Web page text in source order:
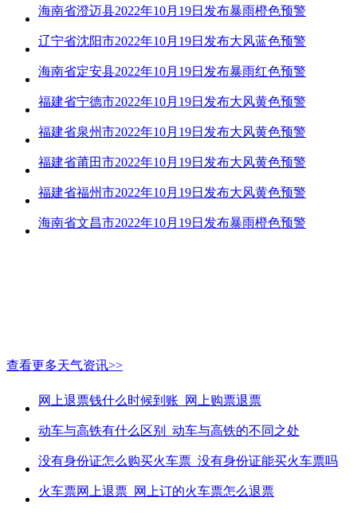
海南省澄迈县2022年10月19日发布暴雨橙色预警
辽宁省沈阳市2022年10月19日发布大风蓝色预警
海南省定安县2022年10月19日发布暴雨红色预警
福建省宁德市2022年10月19日发布大风黄色预警
福建省泉州市2022年10月19日发布大风黄色预警
福建省莆田市2022年10月19日发布大风黄色预警
福建省福州市2022年10月19日发布大风黄色预警
海南省文昌市2022年10月19日发布暴雨橙色预警
查看更多天气资讯>>
网上退票钱什么时候到账_网上购票退票
动车与高铁有什么区别_动车与高铁的不同之处
没有身份证怎么购买火车票_没有身份证能买火车票吗
火车票网上退票_网上订的火车票怎么退票